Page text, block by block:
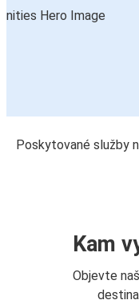
Poskytované služby
Kam
Objevte